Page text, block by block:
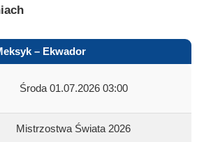
– Ekwador
Środa 01.07.2026 03:00
Mistrzostwa Świata 2026